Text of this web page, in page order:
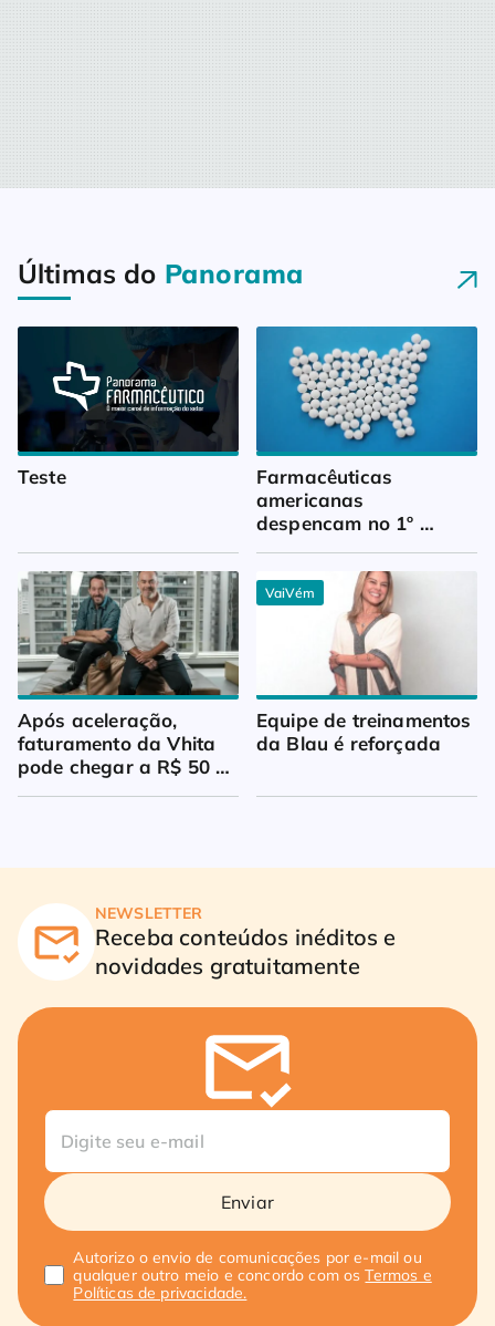
Últimas do Panorama
Teste
Farmacêuticas
americanas
despencam no 1º
Após aceleração,
faturamento da Vhita
pode chegar a R$ 50
milhões
VaiVém
Equipe de treinamentos
da Blau é reforçada
NEWSLETTER
Receba conteúdos inéditos e
novidades gratuitamente
Enviar
Autorizo o envio de comunicações por e-mail ou
qualquer outro meio e concordo com osTermos e
Políticas de privacidade.